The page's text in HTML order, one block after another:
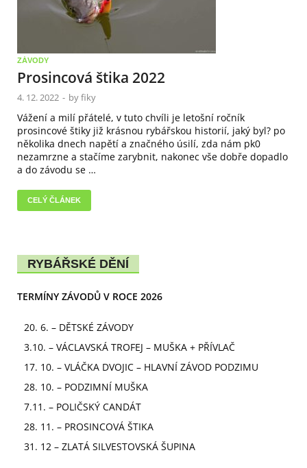
ZÁVODY
Prosincová štika 2022
4. 12. 2022 - byfiky
Vážení a milí přátelé, v tuto chvíli je letošní ročník
prosincové štiky již krásnou rybářskou historií, jaký byl? po
několika dnech napětí a značného úsilí, zda nám pk0
nezamrzne a stačíme zarybnit, nakonec vše dobře dopadlo
a do závodu se …
CELÝ ČLÁNEK
RYBÁŘSKÉ DĚNÍ
TERMÍNY ZÁVODŮ V ROCE 2026
20. 6. – DĚTSKÉ ZÁVODY
3.10. – VÁCLAVSKÁ TROFEJ – MUŠKA + PŘÍVLAČ
17. 10. – VLÁČKA DVOJIC – HLAVNÍ ZÁVOD PODZIMU
28. 10. – PODZIMNÍ MUŠKA
7.11. – POLIČSKÝ CANDÁT
28. 11. – PROSINCOVÁ ŠTIKA
31. 12 – ZLATÁ SILVESTOVSKÁ ŠUPINA